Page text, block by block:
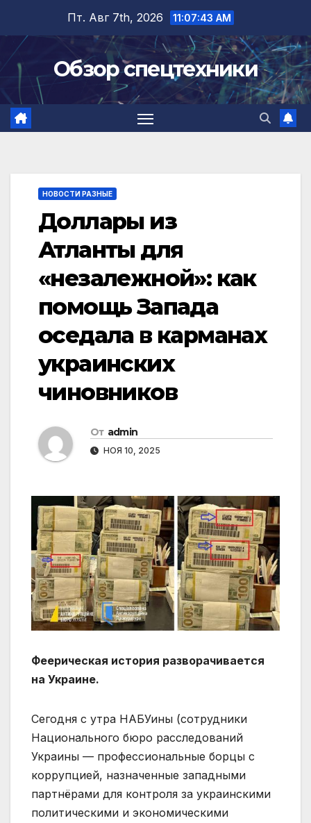
содержимому
Пт. Авг 7th, 2026 11:07:43 AM
Обзор спецтехники
НОВОСТИ РАЗНЫЕ
Доллары из
Атланты для
«незалежной»: как
помощь Запада
оседала в карманах
украинских
чиновников
От admin
НОЯ 10, 2025
Феерическая история разворачивается
на Украине.
Сегодня с утра НАБУины (сотрудники
Национального бюро расследований
Украины — профессиональные борцы с
коррупцией, назначенные западными
партнёрами для контроля за украинскими
политическими и экономическими